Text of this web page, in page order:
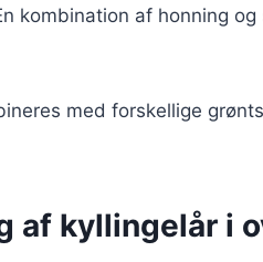
kombination af honning
med forskellige
af kyllingelår i